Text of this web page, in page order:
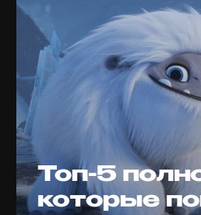
Топ-5
которые